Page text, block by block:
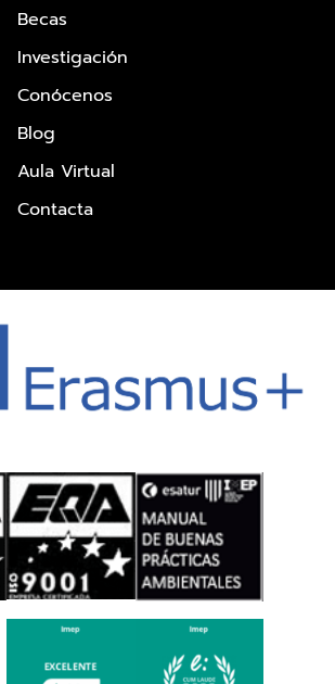
Becas
Investigación
Conócenos
Blog
Aula Virtual
Contacta